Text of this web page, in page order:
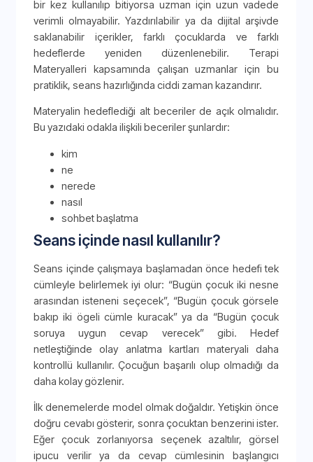
bir kez kullanılıp bitiyorsa uzman için uzun vadede
verimli olmayabilir. Yazdırılabilir ya da dijital arşivde
saklanabilir içerikler, farklı çocuklarda ve farklı
hedeflerde yeniden düzenlenebilir. Terapi
Materyalleri kapsamında çalışan uzmanlar için bu
pratiklik, seans hazırlığında ciddi zaman kazandırır.
Materyalin hedeflediği alt beceriler de açık olmalıdır.
Bu yazıdaki odakla ilişkili beceriler şunlardır:
kim
ne
nerede
nasıl
sohbet başlatma
Seans içinde nasıl kullanılır?
Seans içinde çalışmaya başlamadan önce hedefi tek
cümleyle belirlemek iyi olur: “Bugün çocuk iki nesne
arasından isteneni seçecek”, “Bugün çocuk görsele
bakıp iki ögeli cümle kuracak” ya da “Bugün çocuk
soruya uygun cevap verecek” gibi. Hedef
netleştiğinde olay anlatma kartları materyali daha
kontrollü kullanılır. Çocuğun başarılı olup olmadığı da
daha kolay gözlenir.
İlk denemelerde model olmak doğaldır. Yetişkin önce
doğru cevabı gösterir, sonra çocuktan benzerini ister.
Eğer çocuk zorlanıyorsa seçenek azaltılır, görsel
ipucu verilir ya da cevap cümlesinin başlangıcı